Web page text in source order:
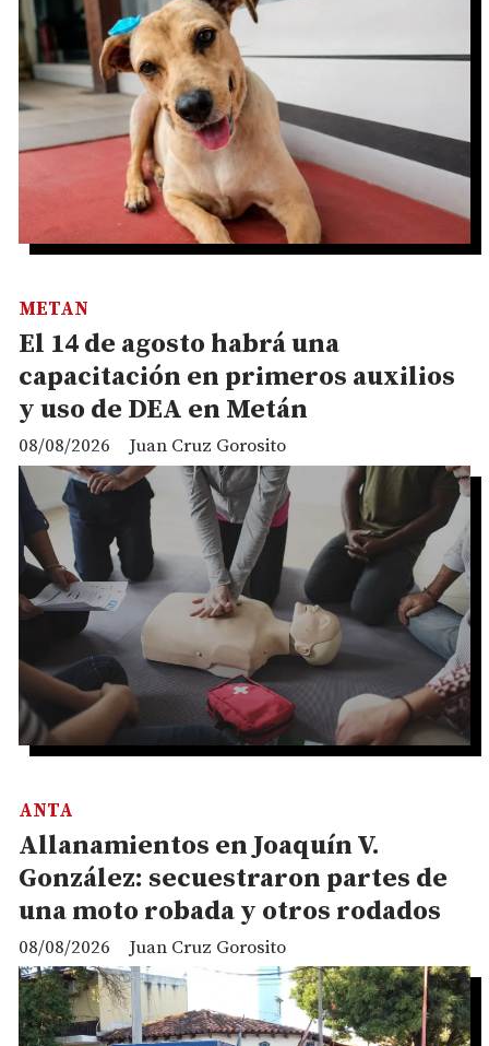
El 14 de agosto habrá una
capacitación en primeros auxilios
y uso de DEA en Metán
Juan Cruz Gorosito
METAN
08/08/2026
Allanamientos en Joaquín V.
González: secuestraron partes de
una moto robada y otros rodados
Juan Cruz Gorosito
ANTA
08/08/2026